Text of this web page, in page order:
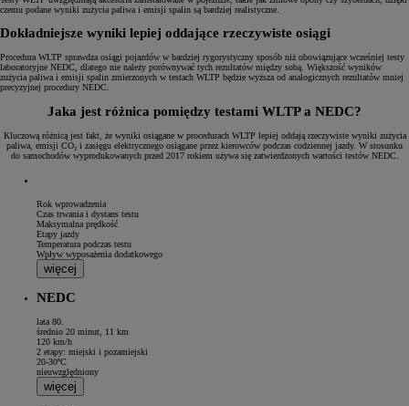
czemu podane wyniki zużycia paliwa i emisji spalin są bardziej realistyczne.
Dokładniejsze wyniki lepiej oddające rzeczywiste osiągi
Procedura WLTP sprawdza osiągi pojazdów w bardziej rygorystyczny sposób niż obowiązujące wcześniej testy
laboratoryjne NEDC, dlatego nie należy porównywać tych rezultatów między sobą. Większość wyników
zużycia paliwa i emisji spalin zmierzonych w testach WLTP będzie wyższa od analogicznych rezultatów mniej
precyzyjnej procedury NEDC.
Jaka jest różnica pomiędzy testami WLTP a NEDC?
Kluczową różnicą jest fakt, że wyniki osiągane w procedurach WLTP lepiej oddają rzeczywiste wyniki zużycia
paliwa, emisji CO₂ i zasięgu elektrycznego osiągane przez kierowców podczas codziennej jazdy. W stosunku
do samochodów wyprodukowanych przed 2017 rokiem używa się zatwierdzonych wartości testów NEDC.
Rok wprowadzenia
Czas trwania i dystans testu
Maksymalna prędkość
Etapy jazdy
Temperatura podczas testu
Wpływ wyposażenia dodatkowego
więcej
NEDC
lata 80.
średnio 20 minut, 11 km
120 km/h
2 etapy: miejski i pozamiejski
20-30ºC
nieuwzględniony
więcej